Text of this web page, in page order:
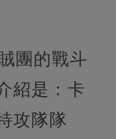
團的戰斗
紹是：卡
攻隊隊